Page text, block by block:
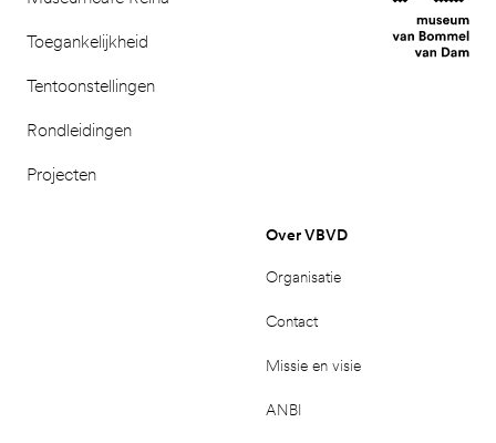
Toegankelijkheid
Tentoonstellingen
Rondleidingen
Projecten
Over VBVD
Organisatie
Contact
Missie en visie
ANBI